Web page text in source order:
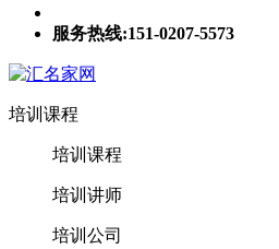
服务热线:151-0207-5573
培训课程
培训课程
培训讲师
培训公司